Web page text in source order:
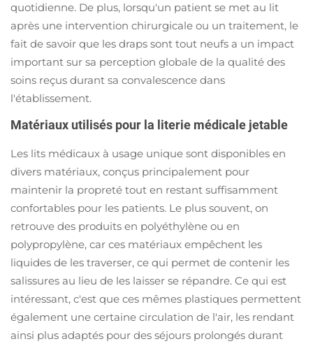
quotidienne. De plus, lorsqu'un patient se met au lit
après une intervention chirurgicale ou un traitement, le
fait de savoir que les draps sont tout neufs a un impact
important sur sa perception globale de la qualité des
soins reçus durant sa convalescence dans
l'établissement.
Matériaux utilisés pour la literie médicale jetable
Les lits médicaux à usage unique sont disponibles en
divers matériaux, conçus principalement pour
maintenir la propreté tout en restant suffisamment
confortables pour les patients. Le plus souvent, on
retrouve des produits en polyéthylène ou en
polypropylène, car ces matériaux empêchent les
liquides de les traverser, ce qui permet de contenir les
salissures au lieu de les laisser se répandre. Ce qui est
intéressant, c'est que ces mêmes plastiques permettent
également une certaine circulation de l'air, les rendant
ainsi plus adaptés pour des séjours prolongés durant